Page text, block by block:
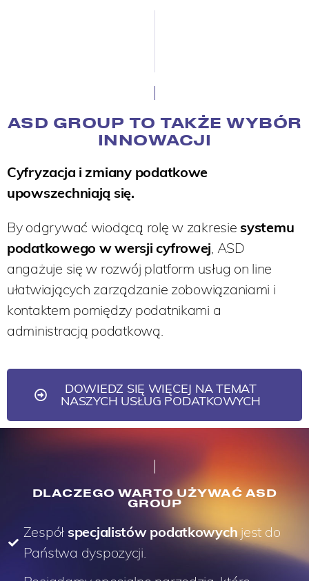
ASD GROUP TO TAKŻE WYBÓR
INNOWACJI
Cyfryzacja i zmiany podatkowe
upowszechniają się.
By odgrywać wiodącą rolę w zakresiesystemu
podatkowego w wersji cyfrowej, ASD
angażuje się w rozwój platform usług on line
ułatwiających zarządzanie zobowiązaniami i
kontaktem pomiędzy podatnikami a
administracją podatkową.
DOWIEDZ SIĘ WIĘCEJ NA TEMAT
NASZYCH USŁUG PODATKOWYCH
DLACZEGO WARTO UŻYWAĆ ASD
GROUP
Zespół specjalistów podatkowychjest do
Państwa dyspozycji.